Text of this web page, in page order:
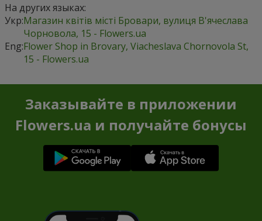
На других языках:
Укр:Магазин квітів місті Бровари, вулиця В'ячеслава
Чорновола, 15 - Flowers.ua
Eng:Flower Shop in Brovary, Viacheslava Chornovola St,
15 - Flowers.ua
Заказывайте в приложении
Flowers.ua и получайте бонусы